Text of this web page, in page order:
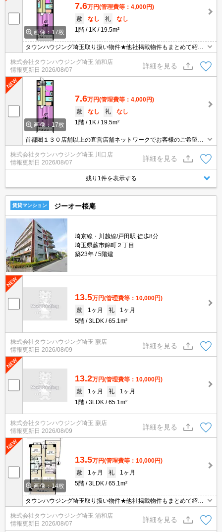
画像：17枚
7.6万円(管理費等：4,000円)
敷
なし 礼
なし
1階
1K 19.5m²
タウンハウジング埼玉取り扱い物件★他社掲載物件もまとめて紹介
できます・オンラインでの面談＆見学も対応
株式会社タウンハウジング埼玉 浦和店
情報更新日 2026/08/07
詳細を見る
画像：17枚
7.6万円(管理費等：4,000円)
敷
なし 礼
なし
1階
1K 19.5m²
首都圏１３０店舗以上の直営店舗ネットワークでお客様のご希望に
合ったお部屋をお探しさせて頂きます☆賃貸市場に出ている情報を
まとめてご紹介☆何でもご相談下さい♪
株式会社タウンハウジング埼玉 川口店
情報更新日 2026/08/07
詳細を見る
残り1件を表示する
賃貸マンション ジーオー桜庵
埼京線・川越線/戸田駅 徒歩8分
埼玉県蕨市錦町２丁目
築23年
5階建
13.5万円(管理費等：10,000円)
敷
1ヶ月 礼
1ヶ月
5階
3LDK 65.1m²
株式会社タウンハウジング埼玉 蕨店
情報更新日 2026/08/09
詳細を見る
13.2万円(管理費等：10,000円)
敷
1ヶ月 礼
1ヶ月
1階
3LDK 65.1m²
株式会社タウンハウジング埼玉 蕨店
情報更新日 2026/08/09
詳細を見る
画像：14枚
13.5万円(管理費等：10,000円)
敷
1ヶ月 礼
1ヶ月
5階
3LDK 65.1m²
タウンハウジング埼玉取り扱い物件★他社掲載物件もまとめて紹介
できます・オンラインでの面談＆見学も対応
株式会社タウンハウジング埼玉 浦和店
情報更新日 2026/08/07
詳細を見る